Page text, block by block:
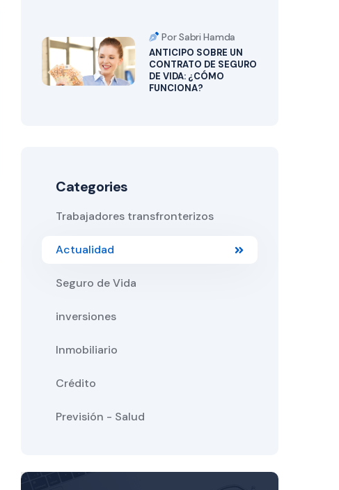
Por Sabri Hamda
ANTICIPO SOBRE UN
CONTRATO DE SEGURO
DE VIDA: ¿CÓMO
FUNCIONA?
Categories
Trabajadores transfronterizos
Actualidad
Seguro de Vida
inversiones
Inmobiliario
Crédito
Previsión - Salud